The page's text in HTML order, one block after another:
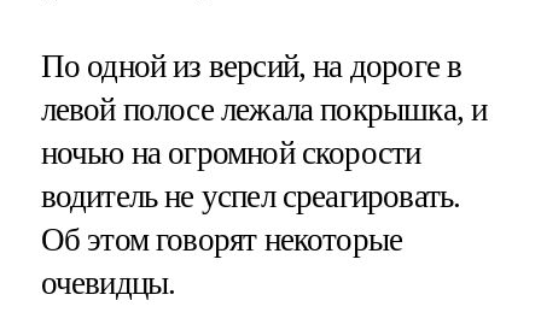
По одной из версий, на дороге в
левой полосе лежала покрышка, и
ночью на огромной скорости
водитель не успел среагировать.
Об этом говорят некоторые
очевидцы.